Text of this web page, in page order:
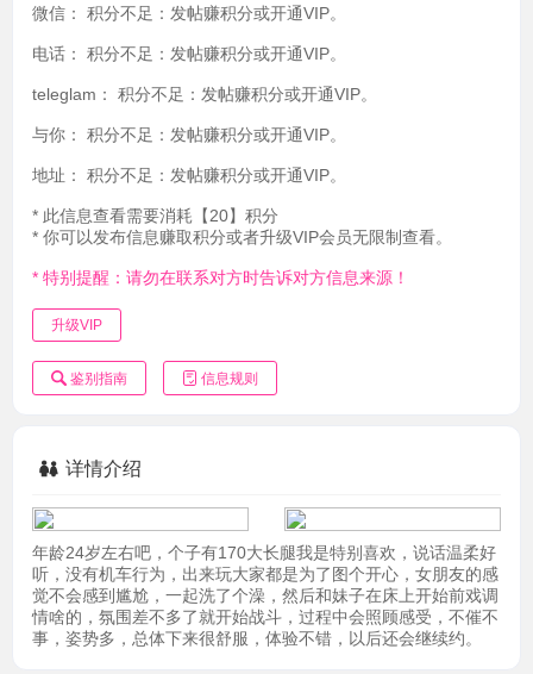
微信： 积分不足：发帖赚积分或开通VIP。
电话： 积分不足：发帖赚积分或开通VIP。
teleglam： 积分不足：发帖赚积分或开通VIP。
与你： 积分不足：发帖赚积分或开通VIP。
地址： 积分不足：发帖赚积分或开通VIP。
* 此信息查看需要消耗【20】积分
* 你可以发布信息赚取积分或者升级VIP会员无限制查看。
* 特别提醒：请勿在联系对方时告诉对方信息来源！
升级VIP
鉴别指南 信息规则
详情介绍
年龄24岁左右吧，个子有170大长腿我是特别喜欢，说话温柔好
听，没有机车行为，出来玩大家都是为了图个开心，女朋友的感
觉不会感到尴尬，一起洗了个澡，然后和妹子在床上开始前戏调
情啥的，氛围差不多了就开始战斗，过程中会照顾感受，不催不
事，姿势多，总体下来很舒服，体验不错，以后还会继续约。